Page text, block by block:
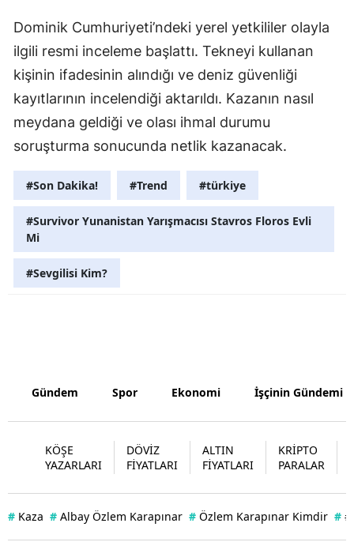
Dominik Cumhuriyeti’ndeki yerel yetkililer olayla
ilgili resmi inceleme başlattı. Tekneyi kullanan
kişinin ifadesinin alındığı ve deniz güvenliği
kayıtlarının incelendiği aktarıldı. Kazanın nasıl
meydana geldiği ve olası ihmal durumu
soruşturma sonucunda netlik kazanacak.
#Son Dakika! #Trend #türkiye
#Survivor Yunanistan Yarışmacısı Stavros Floros Evli
Mi
#Sevgilisi Kim?
Gündem Spor Ekonomi İşçinin Gündemi
KÖŞE
YAZARLARI
DÖVİZ
FİYATLARI
ALTIN
FİYATLARI
KRİPTO
PARALAR
# Kaza # Albay Özlem Karapınar # Özlem Karapınar Kimdir #